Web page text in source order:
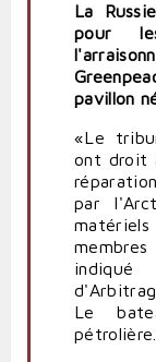
La
pour
pavillon
«Le
ont droit
par
indiqué
Le
pétrolière.